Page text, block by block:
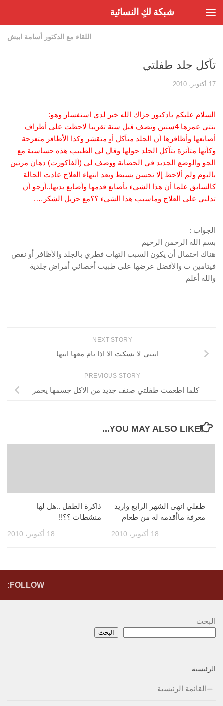
شبكة لكِ النسائية
اللقاء مع الدكتور أسامة ابيش
تآكل جلد طفلتي
17 أكتوبر، 2010
السلام عليكم يادكتور جزاك الله خير لدي استفسار وهو:
بنتي عمرها 4سنين ونصف قبل سنة تقريبا لاحظت على أطراف
أصابعها وأظافرها أن الجلد متآكل أو متقشر وكذا الأظافر متعرجة
وكأنها متأثرة بتآكل الجلد حولها وقال لي الطبيب هذه حساسية مع
الجو والوضع الجديد في الحضانة ووصف لي (ألفاكورت) دهان مرتين
باليوم ولم ألاحظ إلا تحسن بسيط وبعد انتهاء العلاج عادت الحالة
كالسابق علما أن هذا الشيء بأصابع قدمها وأصابع يديها..أرجو أن
تدلني على العلاج وماسبب هذا الشيء ؟؟مع جزيل الشكر….
الجواب :
بسم الله الرحمن الرحيم
هناك احتمال أن يكون السبب التهاب فطري بالجلد والأظافر أو نفص
فيتامين ب والأفضل عرضها على طبيب أخصائي أمراض جلدية
والله أغلم
NEXT STORY
ابنتي لا تسكت الا اذا نام معها ابيها
PREVIOUS STORY
كلما اطعمت طفلتي صنف جديد من الاكل جسمها يحمر
YOU MAY ALSO LIKE...
ذاكرة الطفل ..هل لها
منشطات ؟؟!!
18 أكتوبر، 2010
طفلي انهى الشهر الرابع واريد
معرفة ماأقدمه له من طعام
18 أكتوبر، 2010
FOLLOW:
البحث
البحث
الرئيسية
القائمة الرئيسية